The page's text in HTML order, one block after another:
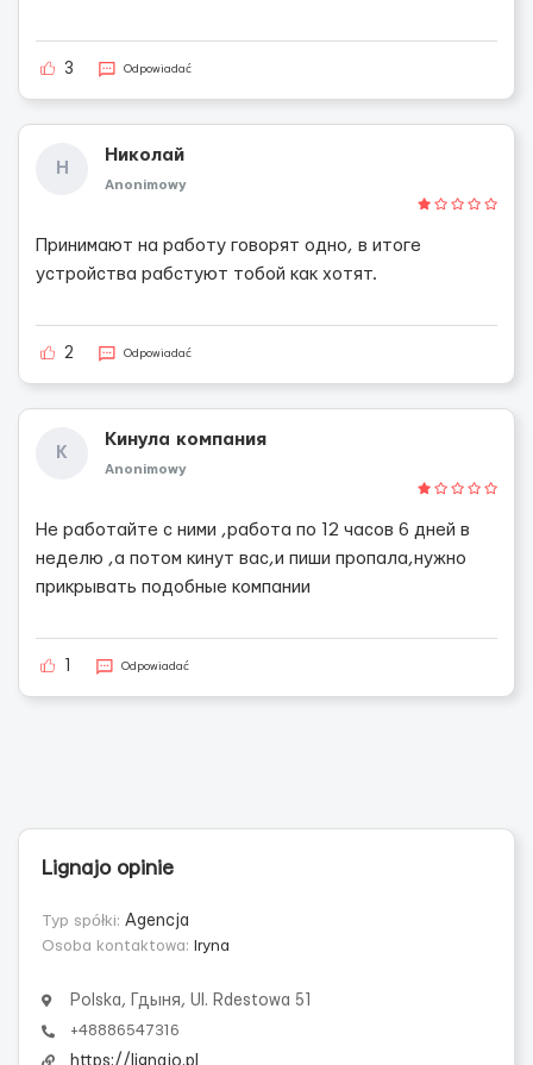
3 Odpowiadać
Н
Николай
Anonimowy
Принимают на работу говорят одно, в итоге
устройства рабстуют тобой как хотят.
2 Odpowiadać
К
Кинула компания
Anonimowy
Не работайте с ними ,работа по 12 часов 6 дней в
неделю ,а потом кинут вас,и пиши пропала,нужно
прикрывать подобные компании
Odpowiadać
Lignajo opinie
Typ spółki: Agencja
Osoba kontaktowa: Iryna
Polska, Гдыня, Ul. Rdestowa 51
+48886547316
https://lignajo.pl